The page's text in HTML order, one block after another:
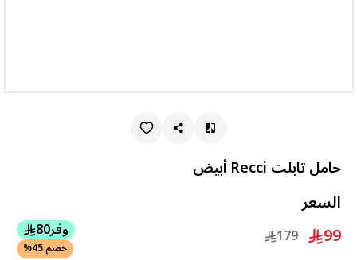
حامل تابلت Recci أبيض
السعر
99
179 وفر80
خصم 45%